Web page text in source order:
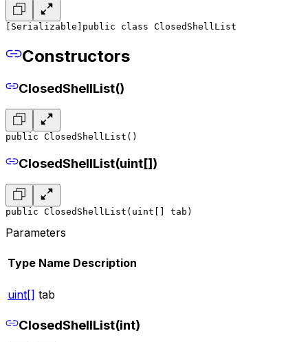
[Serializable] public class ClosedShellList
Constructors
ClosedShellList()
public ClosedShellList()
ClosedShellList(uint[])
public ClosedShellList(uint[] tab)
Parameters
Type Name Description
uint[] tab
ClosedShellList(int)